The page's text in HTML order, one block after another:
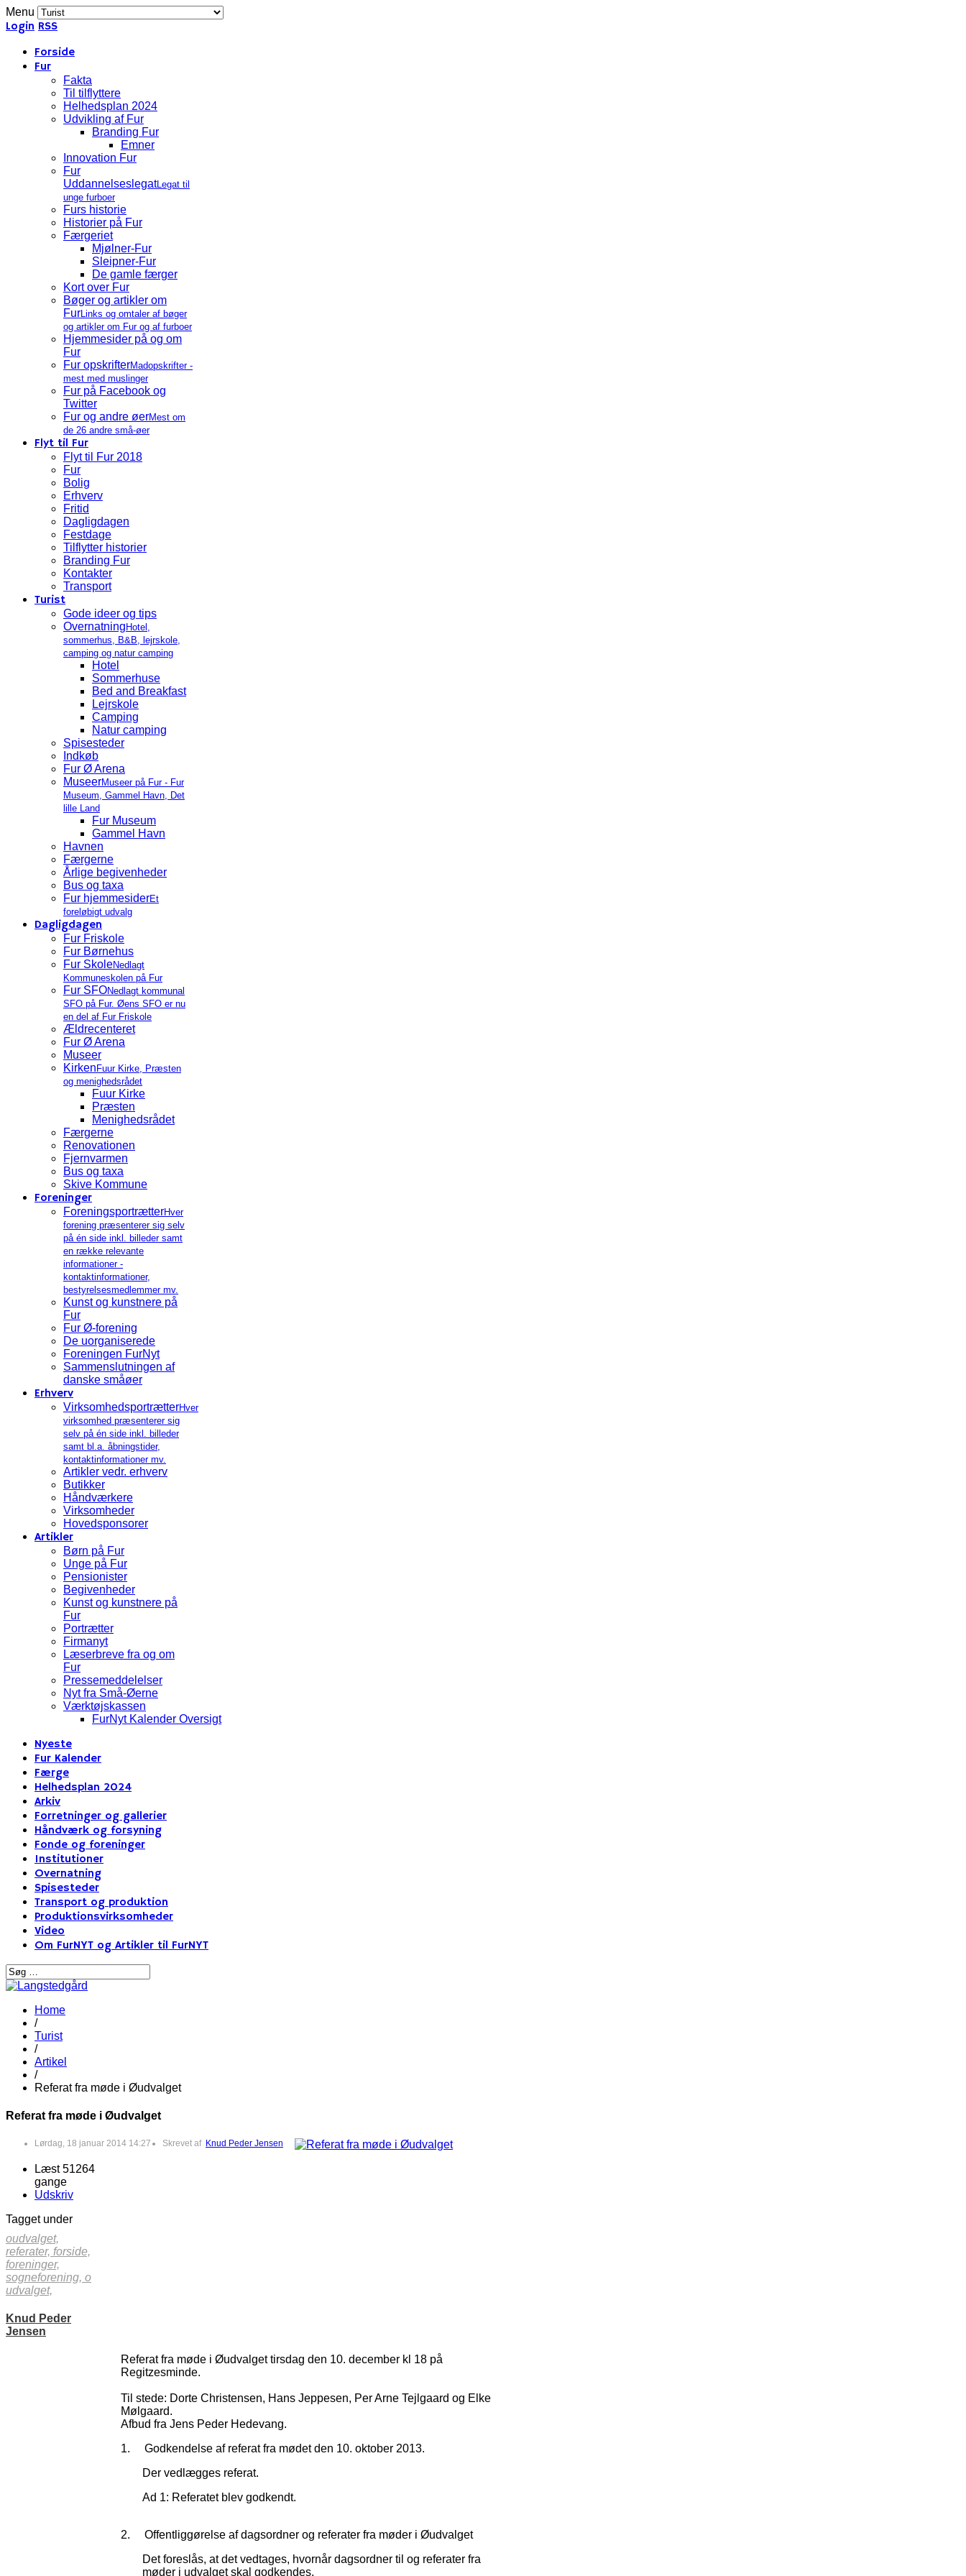
Menu
Login RSS
Forside
Fur
Fakta
Til tilflyttere
Helhedsplan 2024
Udvikling af Fur
Branding Fur
Emner
Innovation Fur
Fur
UddannelseslegatLegat til
unge furboer
Furs historie
Historier på Fur
Færgeriet
Mjølner-Fur
Sleipner-Fur
De gamle færger
Kort over Fur
Bøger og artikler om
FurLinks og omtaler af bøger
og artikler om Fur og af furboer
Hjemmesider på og om
Fur
Fur opskrifterMadopskrifter -
mest med muslinger
Fur på Facebook og
Twitter
Fur og andre øerMest om
de 26 andre små-øer
Flyt til Fur
Flyt til Fur 2018
Fur
Bolig
Erhverv
Fritid
Dagligdagen
Festdage
Tilflytter historier
Branding Fur
Kontakter
Transport
Turist
Gode ideer og tips
Overnatning Hotel,
sommerhus, B&B, lejrskole,
camping og natur camping
Hotel
Sommerhuse
Bed and Breakfast
Lejrskole
Camping
Natur camping
Spisesteder
Indkøb
Fur Ø Arena
MuseerMuseer på Fur - Fur
Museum, Gammel Havn, Det
lille Land
Fur Museum
Gammel Havn
Havnen
Færgerne
Årlige begivenheder
Bus og taxa
Fur hjemmesiderEt
foreløbigt udvalg
Dagligdagen
Fur Friskole
Fur Børnehus
Fur SkoleNedlagt
Kommuneskolen på Fur
Fur SFONedlagt kommunal
SFO på Fur. Øens SFO er nu
en del af Fur Friskole
Ældrecenteret
Fur Ø Arena
Museer
Kirken Fuur Kirke, Præsten
og menighedsrådet
Fuur Kirke
Præsten
Menighedsrådet
Færgerne
Renovationen
Fjernvarmen
Bus og taxa
Skive Kommune
Foreninger
ForeningsportrætterHver
forening præsenterer sig selv
på én side inkl. billeder samt
en række relevante
informationer -
kontaktinformationer,
bestyrelsesmedlemmer mv.
Kunst og kunstnere på
Fur
Fur Ø-forening
De uorganiserede
Foreningen FurNyt
Sammenslutningen af
danske småøer
Erhverv
VirksomhedsportrætterHver
virksomhed præsenterer sig
selv på én side inkl. billeder
samt bl.a. åbningstider,
kontaktinformationer mv.
Artikler vedr. erhverv
Butikker
Håndværkere
Virksomheder
Hovedsponsorer
Artikler
Børn på Fur
Unge på Fur
Pensionister
Begivenheder
Kunst og kunstnere på
Fur
Portrætter
Firmanyt
Læserbreve fra og om
Fur
Pressemeddelelser
Nyt fra Små-Øerne
Værktøjskassen
FurNyt Kalender Oversigt
Nyeste
Fur Kalender
Færge
Helhedsplan 2024
Arkiv
Forretninger og gallerier
Håndværk og forsyning
Fonde og foreninger
Institutioner
Overnatning
Spisesteder
Transport og produktion
Produktionsvirksomheder
Video
Om FurNYT og Artikler til FurNYT
Home
/
Turist
/
Artikel
/
Referat fra møde i Øudvalget
Referat fra møde i Øudvalget
Lørdag, 18 januar 2014 14:27 Skrevet af Knud Peder Jensen
Læst 51264
gange
Udskriv
Tagget under
oudvalget,
referater, forside,
foreninger,
sogneforening, o
udvalget,
Knud Peder
Jensen
Referat fra møde i Øudvalget tirsdag den 10. december kl 18 på
Regitzesminde.
Til stede: Dorte Christensen, Hans Jeppesen, Per Arne Tejlgaard og Elke
Mølgaard.
Afbud fra Jens Peder Hedevang.
1. Godkendelse af referat fra mødet den 10. oktober 2013.
Der vedlægges referat.
Ad 1: Referatet blev godkendt.
2. Offentliggørelse af dagsordner og referater fra møder i Øudvalget
Det foreslås, at det vedtages, hvornår dagsordner til og referater fra
møder i udvalget skal godkendes.